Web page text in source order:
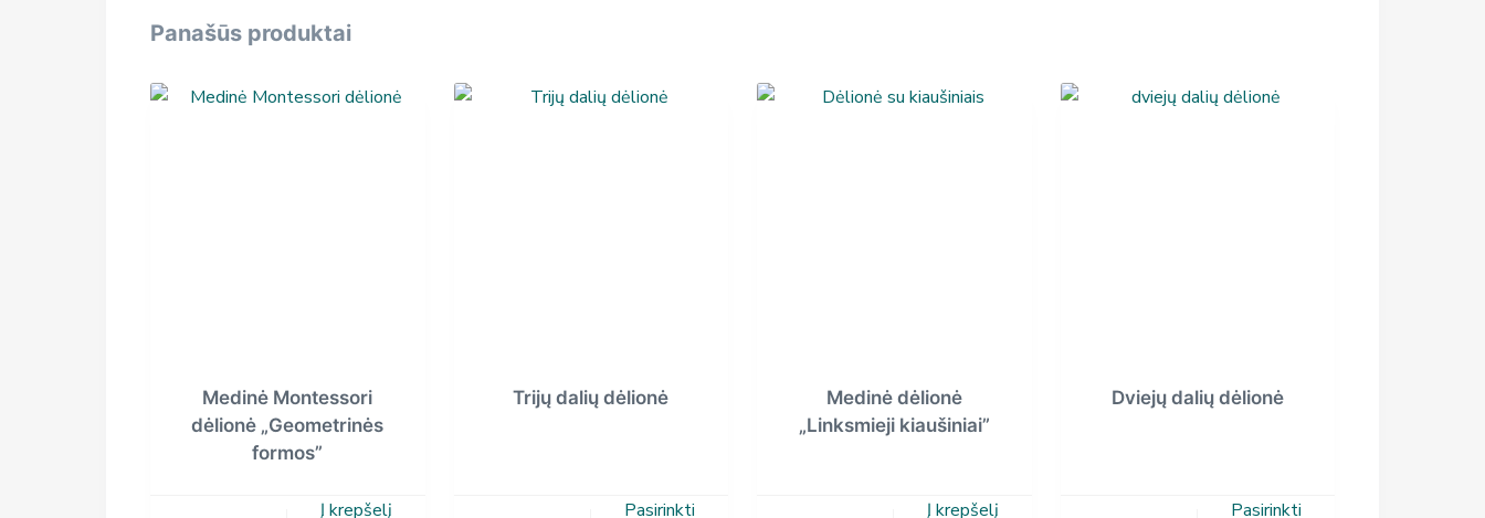
Panašūs produktai
Medinė Montessori
dėlionė „Geometrinės
formos”
Į krepšelį
Trijų dalių dėlionė
Pasirinkti
Medinė dėlionė
„Linksmieji kiaušiniai”
Į krepšelį
Dviejų dalių dėlionė
Pasirinkti